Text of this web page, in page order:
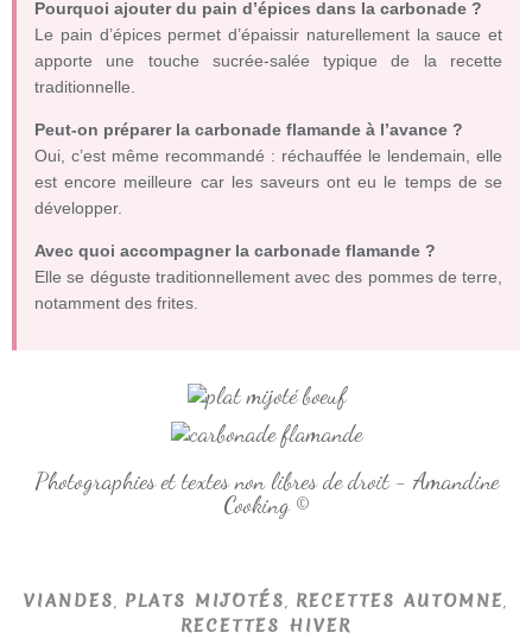
Pourquoi ajouter du pain d’épices dans la carbonade ?
Le pain d’épices permet d’épaissir naturellement la sauce et
apporte une touche sucrée-salée typique de la recette
traditionnelle.
Peut-on préparer la carbonade flamande à l’avance ?
Oui, c’est même recommandé : réchauffée le lendemain, elle
est encore meilleure car les saveurs ont eu le temps de se
développer.
Avec quoi accompagner la carbonade flamande ?
Elle se déguste traditionnellement avec des pommes de terre,
notamment des frites.
Photographies et textes non libres de droit - Amandine
Cooking ©
VIANDES, PLATS MIJOTÉS, RECETTES AUTOMNE,
RECETTES HIVER